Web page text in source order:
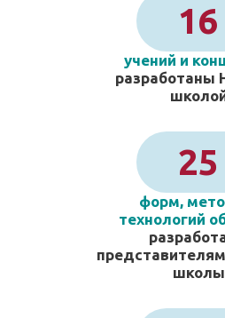
16
учений и
разработаны
25
форм,
технологий
школы